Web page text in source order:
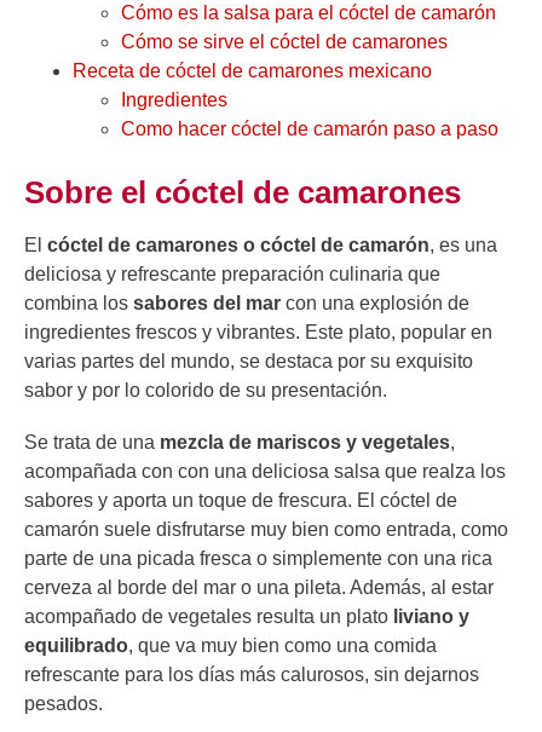
Cómo es la salsa para el cóctel de camarón
Cómo se sirve el cóctel de camarones
Receta de cóctel de camarones mexicano
Ingredientes
Como hacer cóctel de camarón paso a paso
Sobre el cóctel de camarones
El cóctel de camarones o cóctel de camarón, es una
deliciosa y refrescante preparación culinaria que
combina los sabores del mar con una explosión de
ingredientes frescos y vibrantes. Este plato, popular en
varias partes del mundo, se destaca por su exquisito
sabor y por lo colorido de su presentación.
Se trata de una mezcla de mariscos y vegetales,
acompañada con con una deliciosa salsa que realza los
sabores y aporta un toque de frescura. El cóctel de
camarón suele disfrutarse muy bien como entrada, como
parte de una picada fresca o simplemente con una rica
cerveza al borde del mar o una pileta. Además, al estar
acompañado de vegetales resulta un plato liviano y
equilibrado, que va muy bien como una comida
refrescante para los días más calurosos, sin dejarnos
pesados.